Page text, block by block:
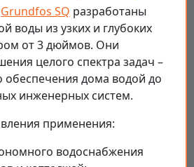
Grundfos SQ разработаны
воды из узких и глубоких
от 3 дюймов. Они
целого спектра задач –
обеспечения дома водой до
инженерных систем.
применения:
водоснабжения